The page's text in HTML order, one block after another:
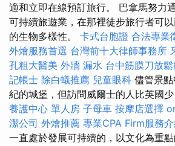
適和立即在線預訂旅行。 巴拿馬努力
可持續旅遊業，在那裡徒步旅行者可
的生物多樣性。 卡式台胞證 合法專業
外燴服務首選 台灣前十大律師事務所
孔粗大醫美 外牆 漏水 台中筋膜刀放
記帳士 除白蟻推薦 兒童眼科 儘管景
紀的城堡，但訪問威爾士的人比英國少
養護中心 單人房 子母車 按摩店選擇
潔公司 外燴推薦 專業CPA Firm服務
一直處於發展可持續的，以文化為重